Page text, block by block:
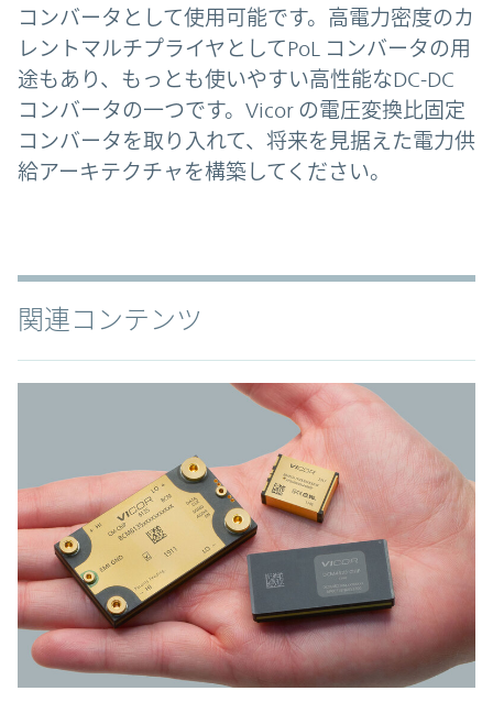
コンバータとして使用可能です。高電力密度のカ
レントマルチプライヤとしてPoL コンバータの用
途もあり、もっとも使いやすい高性能なDC-DC
コンバータの一つです。Vicor の電圧変換比固定
コンバータを取り入れて、将来を見据えた電力供
給アーキテクチャを構築してください。
関連コンテンツ